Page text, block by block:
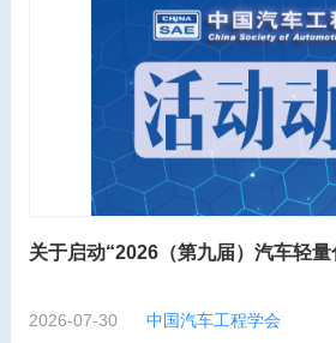
2026-07-30 中国汽车工程学会